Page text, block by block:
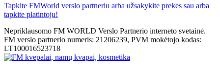
Tapkite FMWorld verslo partneriu arba užsakykite prekes sau arba
tapkite platintoju!
Nepriklausomo FM WORLD Verslo Partnerio interneto svetainė.
FM verslo partnerio numeris: 21206239, PVM mokėtojo kodas:
LT100016523718